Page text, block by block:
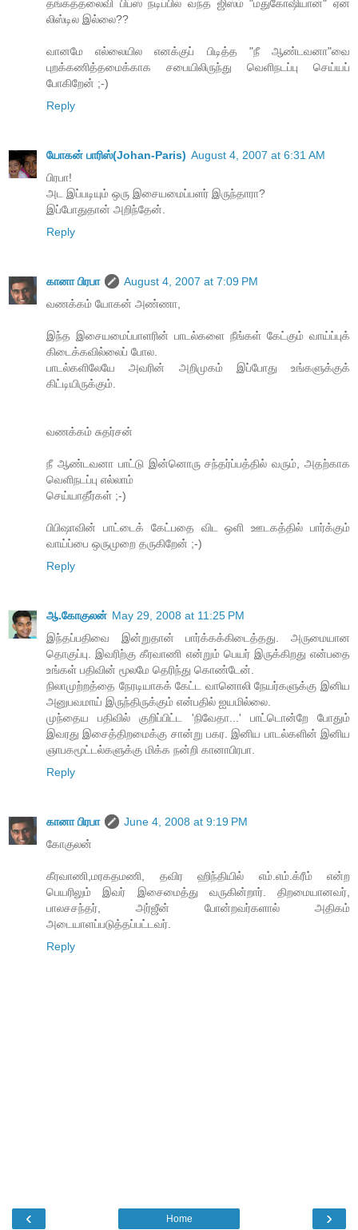
தங்கத்தலைவி பிப்ஸ் நடிப்பில் வந்த ஜிஸ்ம் "மதுகோஷியான்" ஏன்
லிஸ்டில இல்லை??
வானமே எல்லையில எனக்குப் பிடித்த "நீ ஆண்டவனா"வை
புறக்கணித்தமைக்காக சபையிலிருந்து வெளிநடப்பு செய்யப்
போகிறேன் ;-)
Reply
யோகன் பாரிஸ்(Johan-Paris) August 4, 2007 at 6:31 AM
பிரபா!
அட இப்படியும் ஒரு இசையமைப்பளர் இருந்தாரா?
இப்போதுதான் அறிந்தேன்.
Reply
கானா பிரபா
August 4, 2007 at 7:09 PM
வணக்கம் யோகன் அண்ணா,
இந்த இசையமைப்பாளரின் பாடல்களை நீங்கள் கேட்கும் வாய்ப்புக்
கிடைக்கவில்லைப் போல.
பாடல்களிலேயே அவரின் அறிமுகம் இப்போது உங்களுக்குக்
கிட்டியிருக்கும்.
வணக்கம் சுதர்சன்
நீ ஆண்டவனா பாட்டு இன்னொரு சந்தர்ப்பத்தில் வரும், அதற்காக
வெளிநடப்பு எல்லாம்
செய்யாதீர்கள் ;-)
பிபிஷாவின் பாட்டைக் கேட்பதை விட ஒளி ஊடகத்தில் பார்க்கும்
வாய்ப்பை ஒருமுறை தருகிறேன் ;-)
Reply
ஆ.கோகுலன் May 29, 2008 at 11:25 PM
இந்தப்பதிவை இன்றுதான் பார்க்கக்கிடைத்தது. அருமையான
தொகுப்பு. இவரிற்கு கீரவாணி என்றும் பெயர் இருக்கிறது என்பதை
உங்கள் பதிவின் மூலமே தெரிந்து கொண்டேன்.
நிலாமுற்றத்தை நேரடியாகக் கேட்ட வானொலி நேயர்களுக்கு இனிய
அனுபவமாய் இருந்திருக்கும் என்பதில் ஐயமில்லை.
முந்தைய பதிவில் குறிப்பிட்ட 'நிவேதா...' பாட்டொன்றே போதும்
இவரது இசைத்திறமைக்கு சான்று பகர. இனிய பாடல்களின் இனிய
ஞாபகமூட்டல்களுக்கு மிக்க நன்றி கானாபிரபா.
Reply
கானா பிரபா
June 4, 2008 at 9:19 PM
கோகுலன்
கீரவாணி,மரகதமணி, தவிர ஹிந்தியில் எம்.எம்.க்ரீம் என்ற
பெயரிலும் இவர் இசைமைத்து வருகின்றார். திறமையானவர்,
பாலசசந்தர், அர்ஜீன் போன்றவர்களால் அதிகம்
அடையாளப்படுத்தப்பட்டவர்.
Reply
‹ ›
Home